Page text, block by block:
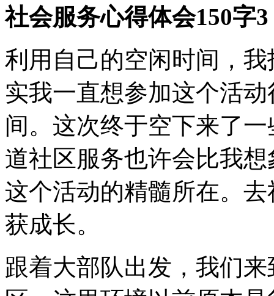
社会服务心得体会150字3
利用自己的空闲时间，
实我一直想参加这个活
间。这次终于空下来了
道社区服务也许会比我
这个活动的精髓所在。
获成长。
跟着大部队出发，我们